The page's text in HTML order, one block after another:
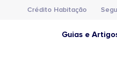
Crédito Habitação
Guias e